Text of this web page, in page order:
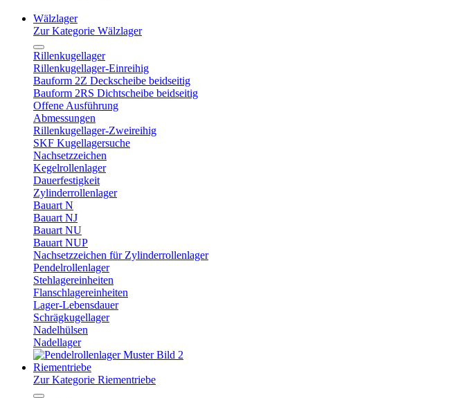
Wälzlager
Zur Kategorie Wälzlager
Rillenkugellager
Rillenkugellager-Einreihig
Bauform 2Z Deckscheibe beidseitig
Bauform 2RS Dichtscheibe beidseitig
Offene Ausführung
Abmessungen
Rillenkugellager-Zweireihig
SKF Kugellagersuche
Nachsetzzeichen
Kegelrollenlager
Dauerfestigkeit
Zylinderrollenlager
Bauart N
Bauart NJ
Bauart NU
Bauart NUP
Nachsetzzeichen für Zylinderrollenlager
Pendelrollenlager
Stehlagereinheiten
Flanschlagereinheiten
Lager-Lebensdauer
Schrägkugellager
Nadelhülsen
Nadellager
Riementriebe
Zur Kategorie Riementriebe